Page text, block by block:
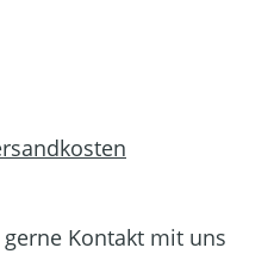
Kontakt mit uns